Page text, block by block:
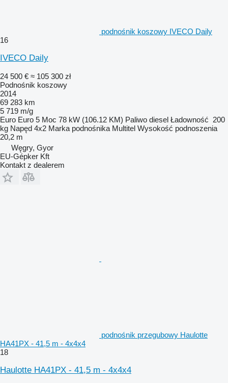
podnośnik koszowy IVECO Daily
16
IVECO Daily
24 500 € ≈ 105 300 zł
Podnośnik koszowy
2014
69 283 km
5 719 m/g
Euro Euro 5 Moc 78 kW (106.12 KM) Paliwo diesel Ładowność 200
kg Napęd 4x2 Marka podnośnika Multitel Wysokość podnoszenia
20,2 m
Węgry, Gyor
EU-Gépker Kft
Kontakt z dealerem
podnośnik przegubowy Haulotte
HA41PX - 41,5 m - 4x4x4
18
Haulotte HA41PX - 41,5 m - 4x4x4